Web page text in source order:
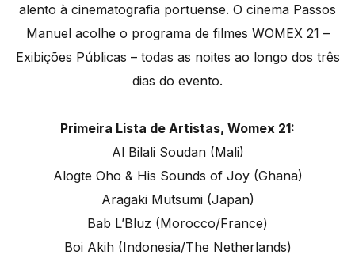
alento à cinematografia portuense. O cinema Passos
Manuel acolhe o programa de filmes WOMEX 21 –
Exibições Públicas – todas as noites ao longo dos três
dias do evento.
Primeira Lista de Artistas, Womex 21:
Al Bilali Soudan (Mali)
Alogte Oho & His Sounds of Joy (Ghana)
Aragaki Mutsumi (Japan)
Bab L’Bluz (Morocco/France)
Boi Akih (Indonesia/The Netherlands)